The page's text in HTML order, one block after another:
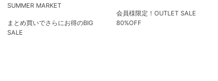
SUMMER MARKET
まとめ買いでさらにお得のBIG
SALE
会員様限定！OUTLET SALE
80%OFF